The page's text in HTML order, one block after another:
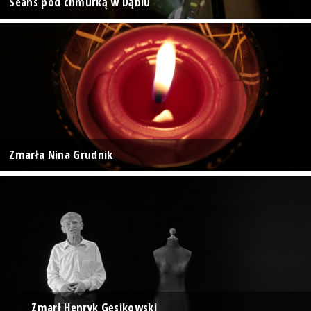
Zmarła Nina Grudnik
Zmarł Henryk Gęsikowski